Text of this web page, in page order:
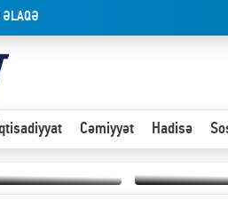
ƏLAQƏ
Cəmiyyət Hadisə